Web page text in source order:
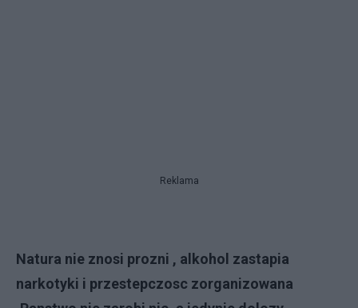
Reklama
Natura nie znosi prozni , alkohol zastapia
narkotyki i przestepczosc zorganizowana